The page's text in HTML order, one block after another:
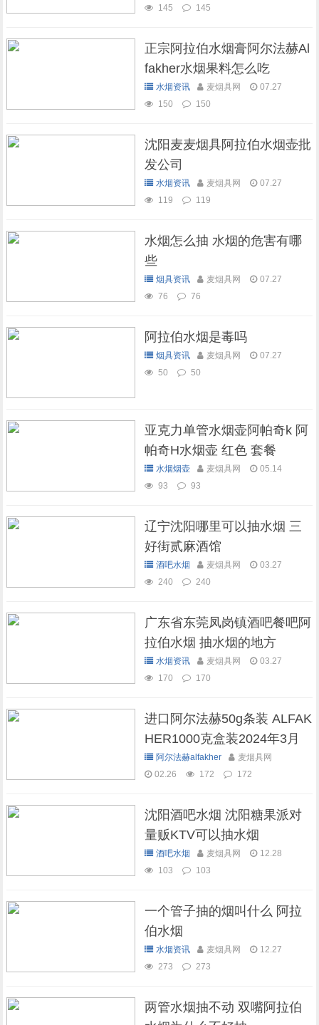
145
145
正宗阿拉伯水烟膏阿尔法赫Al
fakher水烟果料怎么吃
水烟资讯 麦烟具网
07.27
150
150
沈阳麦麦烟具阿拉伯水烟壶批
发公司
水烟资讯 麦烟具网
07.27
119
119
水烟怎么抽 水烟的危害有哪
些
烟具资讯 麦烟具网
07.27
76
76
阿拉伯水烟是毒吗
烟具资讯 麦烟具网
07.27
50
50
亚克力单管水烟壶阿帕奇k 阿
帕奇H水烟壶 红色 套餐
水烟烟壶 麦烟具网
05.14
93
93
辽宁沈阳哪里可以抽水烟 三
好街贰麻酒馆
酒吧水烟 麦烟具网
03.27
240
240
广东省东莞凤岗镇酒吧餐吧阿
拉伯水烟 抽水烟的地方
水烟资讯 麦烟具网
03.27
170
170
进口阿尔法赫50g条装 ALFAK
HER1000克盒装2024年3月
现货库存
阿尔法赫alfakher
麦烟具网
02.26
172 172
沈阳酒吧水烟 沈阳糖果派对
量贩KTV可以抽水烟
酒吧水烟 麦烟具网
12.28
103
103
一个管子抽的烟叫什么 阿拉
伯水烟
水烟资讯 麦烟具网
12.27
273
273
两管水烟抽不动 双嘴阿拉伯